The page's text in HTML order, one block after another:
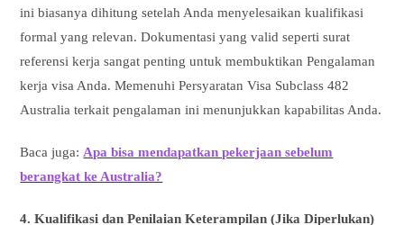
ini biasanya dihitung setelah Anda menyelesaikan kualifikasi
formal yang relevan. Dokumentasi yang valid seperti surat
referensi kerja sangat penting untuk membuktikan Pengalaman
kerja visa Anda. Memenuhi Persyaratan Visa Subclass 482
Australia terkait pengalaman ini menunjukkan kapabilitas Anda.
Baca juga: Apa bisa mendapatkan pekerjaan sebelum
berangkat ke Australia?
4. Kualifikasi dan Penilaian Keterampilan (Jika Diperlukan)